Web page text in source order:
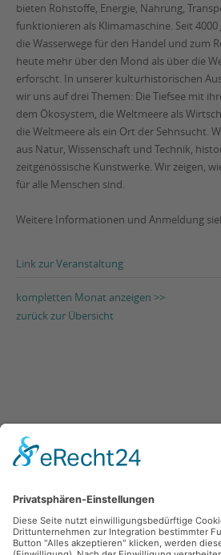
bieten Rohstoffe, Energie, Nahrung,
funktionieren als Klimamaschine. Seit
die Wasserwege für den Handel und zum
heute mehr über den Mond als über die
erforscht. In unserer kulturhistorischen
wir uns auf drei Themen: Die Tiefsee mit
dem Ökosystem, die Weltmeere als
die Weltmeere als ein Ort der Sehnsucht.
aus Natur, Wissenschaft und Technik,
zeitgenössische Kunstwerke. Wir zeigen,
für alle Menschen sind.
Weitere Informationen und Anmeldung
Link zur Veranstaltung
kompletten Monat anzeigen >>
zurück zur Übersicht